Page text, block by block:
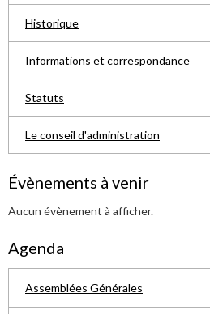
Historique
Informations et correspondance
Statuts
Le conseil d'administration
Évènements à venir
Aucun évènement à afficher.
Agenda
Assemblées Générales